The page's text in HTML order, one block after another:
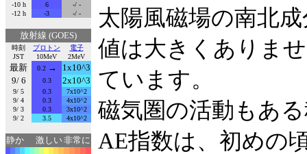
-10 h
6
-/ -
-12 h
-3 -/ -
放射線 (GOES)
時刻
JST
プロトン
10MeV
電子
2MeV
最新 0.2→
1x10^3
9/ 6
0.3 2x10^3
9/ 5 0.3
7x10^2
9/ 4
0.3
4x10^2
9/ 3
0.3
3x10^2
9/ 2
3.5 4x10^2
静か 激しい非常に
太陽風磁場の南北
値は大きくありま
ています。
磁気圏の活動もあ
AE指数は、初めの